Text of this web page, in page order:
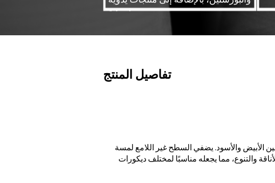
سيراميكية.
تفاصيل المنتج
الأبيض والأسود. يضفي السطح غير اللامع لمسة
والتنوع، مما يجعله مناسبًا لمختلف ديكورات